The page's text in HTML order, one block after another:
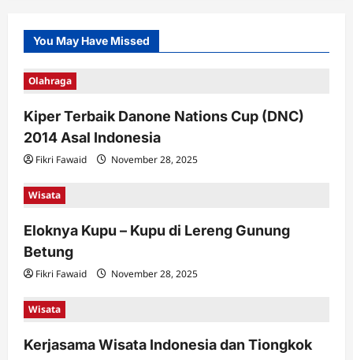
You May Have Missed
Olahraga
Kiper Terbaik Danone Nations Cup (DNC)
2014 Asal Indonesia
Fikri Fawaid November 28, 2025
Wisata
Eloknya Kupu – Kupu di Lereng Gunung
Betung
Fikri Fawaid November 28, 2025
Wisata
Kerjasama Wisata Indonesia dan Tiongkok